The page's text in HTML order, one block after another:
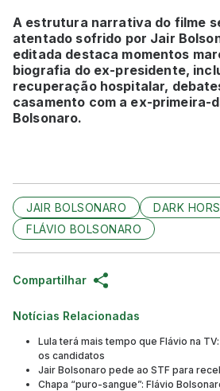
A estrutura narrativa do filme
atentado sofrido por Jair
editada destaca momentos
biografia do ex-presidente,
recuperação hospitalar,
casamento com a ex-primeira-
Bolsonaro.
JAIR BOLSONARO
DARK
FLÁVIO BOLSONARO
Compartilhar
Notícias Relacionadas
Lula terá mais tempo que Flávio na
os candidatos
Jair Bolsonaro pede ao STF para
Chapa “puro-sangue”: Flávio